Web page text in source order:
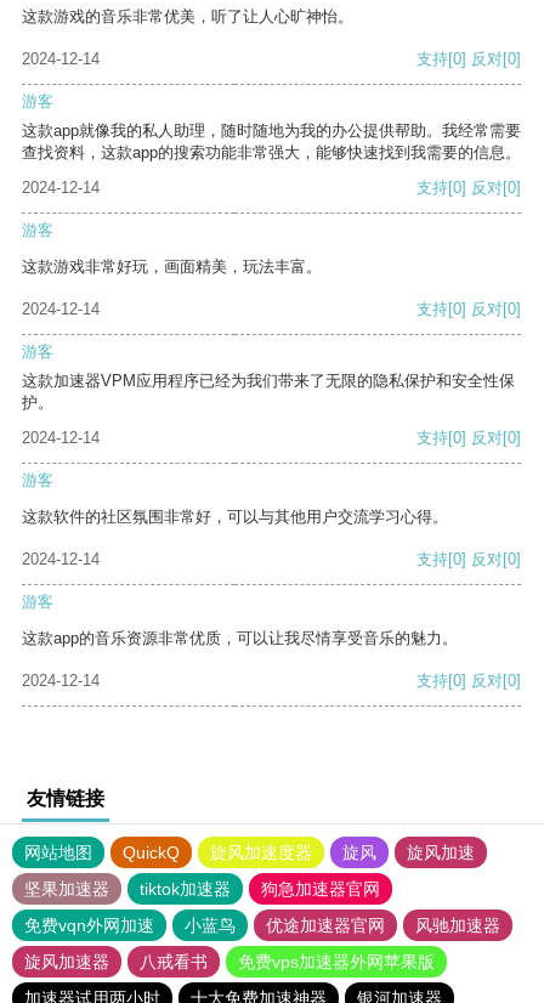
这款游戏的音乐非常优美，听了让人心旷神怡。
2024-12-14 支持[0] 反对[0]
游客
这款app就像我的私人助理，随时随地为我的办公提供帮助。我经常需要
查找资料，这款app的搜索功能非常强大，能够快速找到我需要的信息。
2024-12-14
支持[0] 反对[0]
游客
这款游戏非常好玩，画面精美，玩法丰富。
2024-12-14 支持[0] 反对[0]
游客
这款加速器VPM应用程序已经为我们带来了无限的隐私保护和安全性保
护。
2024-12-14
支持[0] 反对[0]
游客
这款软件的社区氛围非常好，可以与其他用户交流学习心得。
2024-12-14 支持[0] 反对[0]
游客
这款app的音乐资源非常优质，可以让我尽情享受音乐的魅力。
2024-12-14 支持[0] 反对[0]
友情链接
网站地图 QuickQ 旋风加速度器 旋风
旋风加速
坚果加速器
tiktok加速器
狗急加速器官网
免费vqn外网加速
小蓝鸟 优途加速器官网
风驰加速器
旋风加速器
八戒看书
免费vps加速器外网苹果版
加速器试用两小时
十大免费加速神器 银河加速器